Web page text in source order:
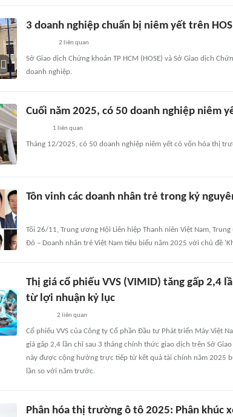
3 doanh nghiệp chuẩn bị niêm yết trên
2 liên quan
Sở Giao dịch Chứng khoán TP HCM (HOSE) và Sở Giao dịch
doanh nghiệp.
Cuối năm 2025, có 50 doanh nghiệp niêm
1 liên quan
Tháng 12/2025, có 50 doanh nghiệp niêm yết có vốn hóa thị
Tôn vinh các doanh nhân trẻ trong kỷ
Tối 26/11, Trung ương Hội Liên hiệp Thanh niên Việt Nam,
Đỏ – Doanh nhân trẻ Việt Nam tiêu biểu năm 2025 với chủ đề
Thị giá cổ phiếu VVS (VIMID) tăng gấp 2,4
từ lợi nhuận kỷ lục
2 liên quan
Cổ phiếu VVS của Công ty Cổ phần Đầu tư Phát triển Máy
giá gấp 2,4 lần chỉ sau 3 tháng chính thức giao dịch trên Sở
này được cộng hưởng trực tiếp từ kết quả tài chính năm 2025
lần so với năm trước.
Phân hóa thị trường ô tô 2025: Phân khúc